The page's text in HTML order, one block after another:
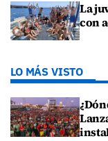
La
con
LO MÁS VISTO